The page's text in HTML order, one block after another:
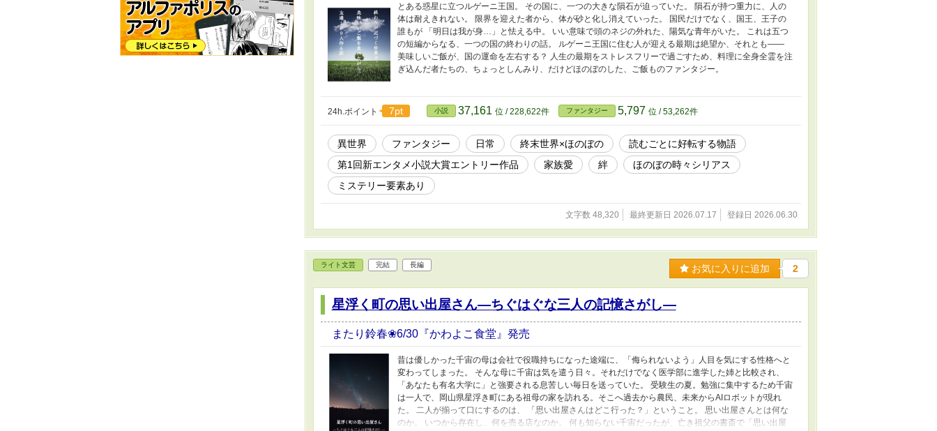
とある惑星に立つルゲーニ王国。 その国に、一つの大きな隕石が迫っていた。 隕石が持つ重力に、人の
体は耐えきれない。 限界を迎えた者から、体が砂と化し消えていった。 国民だけでなく、国王、王子の
誰もが 「明日は我が身…」と怯える中。 いい意味で頭のネジの外れた、陽気な青年がいた。 これは五つ
の短編からなる、一つの国の終わりの話。 ルゲーニ王国に住む人が迎える最期は絶望か、それとも――
美味しいご飯が、国の運命を左右する？ 人生の最期をストレスフリーで過ごすため、料理に全身全霊を注
ぎ込んだ者たちの、ちょっとしんみり、だけどほのぼのした、ご飯ものファンタジー。
24h.ポイント 7pt 小説 37,161 位 / 228,622件 ファンタジー 5,797 位 / 53,262件
異世界 ファンタジー 日常 終末世界×ほのぼの
読むごとに好転する物語
第1回新エンタメ小説大賞エントリー作品
家族愛 絆
ほのぼの時々シリアス
ミステリー要素あり
文字数 48,320 最終更新日 2026.07.17 登録日 2026.06.30
ライト文芸 完結 長編 お気に入りに追加 2
星浮く町の思い出屋さん―ちぐはぐな三人の記憶さがし―
またり鈴春❀6/30『かわよこ食堂』発売
昔は優しかった千宙の母は会社で役職持ちになった途端に、「侮られないよう」人目を気にする性格へと
変わってしまった。 そんな母に千宙は気を遣う日々。それだけでなく医学部に進学した姉と比較され、
「あなたも有名大学に」と強要される息苦しい毎日を送っていた。 受験生の夏。勉強に集中するため千宙
は一人で、岡山県星浮き町にある祖母の家を訪れる。そこへ過去から農民、未来からAIロボットが現れ
た。 二人が揃って口にするのは、 「思い出屋さんはどこ行った？」ということ。 思い出屋さんとは何な
のか。 いつから存在し、何を売る店なのか。 何も知らない千宙だったが、亡き祖父の書斎で「思い出屋